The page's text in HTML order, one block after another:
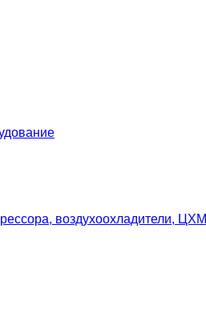
воздухоохладители, ЦХМ